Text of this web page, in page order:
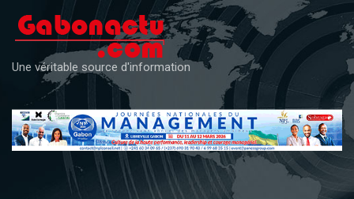
content
Une véritable source d'information